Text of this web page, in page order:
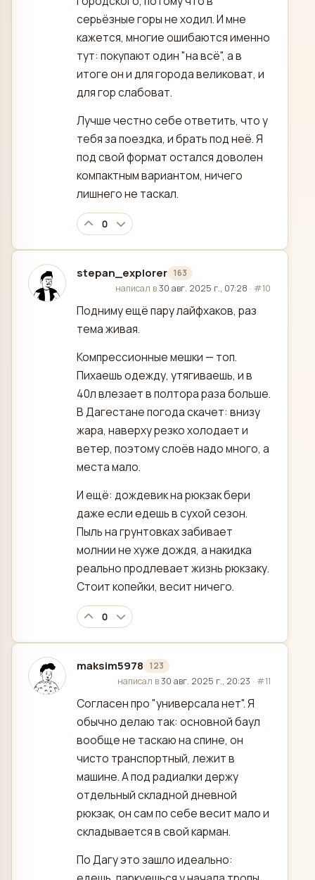
серьёзные горы не ходил. И мне
кажется, многие ошибаются именно
тут: покупают один "на всё", а в
итоге он и для города великоват, и
для гор слабоват.
Лучше честно себе ответить, что у
тебя за поездка, и брать под неё. Я
под свой формат остался доволен
компактным вариантом, ничего
лишнего не таскал.
0
stepan_explorer 163
отредактировано
написал в30 авг. 2025 г., 07:28 · #10
Подниму ещё пару лайфхаков, раз
тема живая.
Компрессионные мешки — топ.
Пихаешь одежду, утягиваешь, и в
40л влезает в полтора раза больше.
В Дагестане погода скачет: внизу
жара, наверху резко холодает и
ветер, поэтому слоёв надо много, а
места мало.
И ещё: дождевик на рюкзак бери
даже если едешь в сухой сезон.
Пыль на грунтовках забивает
молнии не хуже дождя, а накидка
реально продлевает жизнь рюкзаку.
Стоит копейки, весит ничего.
0
maksim5978 123
отредактировано
написал в30 авг. 2025 г., 20:23 · #11
Согласен про "универсала нет". Я
обычно делаю так: основной баул
вообще не таскаю на спине, он
чисто транспортный, лежит в
машине. А под радиалки держу
отдельный складной дневной
рюкзак, он сам по себе весит мало и
складывается в свой карман.
По Дагу это зашло идеально: